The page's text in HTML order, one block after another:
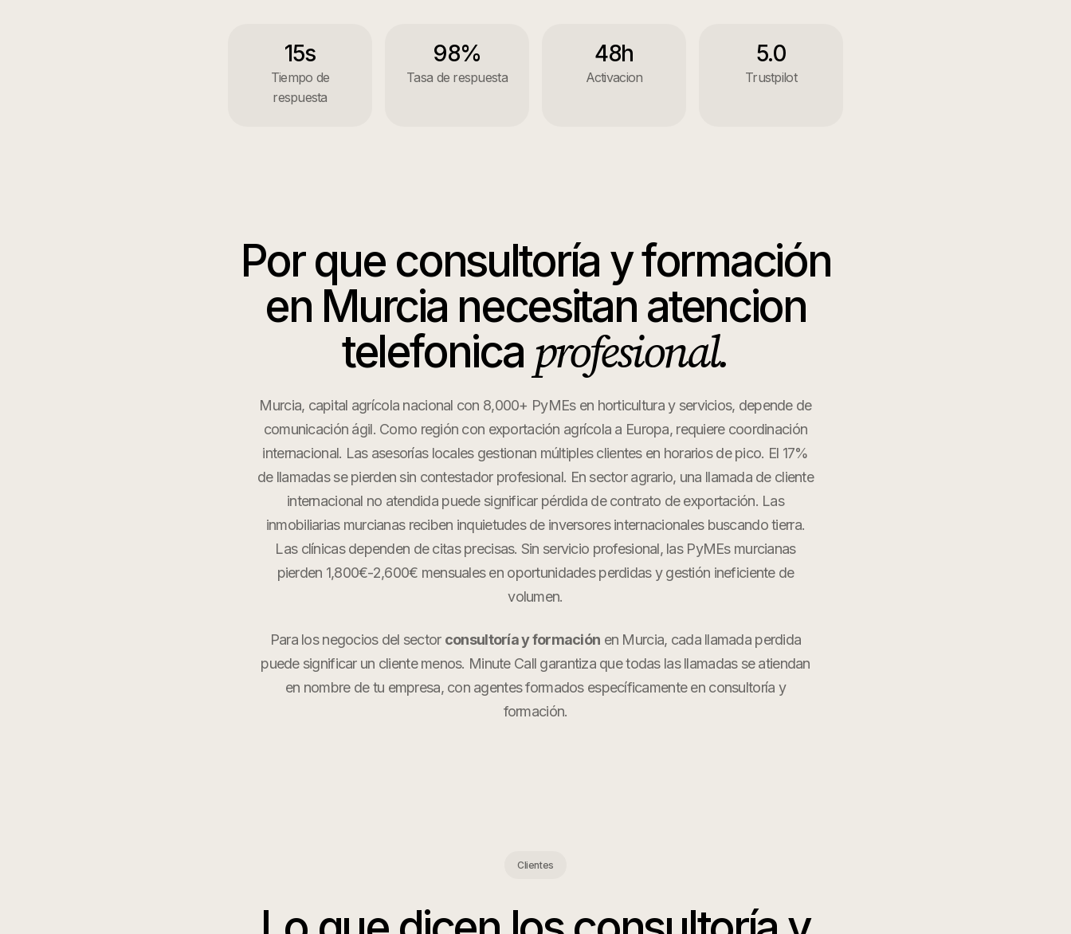
15s
Tiempo de
respuesta
98%
Tasa de respuesta
48h
Activacion
5.0
Trustpilot
Por que consultoría y formación
en Murcia necesitan atencion
telefonica profesional.
Murcia, capital agrícola nacional con 8,000+ PyMEs en horticultura y servicios, depende de
comunicación ágil. Como región con exportación agrícola a Europa, requiere coordinación
internacional. Las asesorías locales gestionan múltiples clientes en horarios de pico. El 17%
de llamadas se pierden sin contestador profesional. En sector agrario, una llamada de cliente
internacional no atendida puede significar pérdida de contrato de exportación. Las
inmobiliarias murcianas reciben inquietudes de inversores internacionales buscando tierra.
Las clínicas dependen de citas precisas. Sin servicio profesional, las PyMEs murcianas
pierden 1,800€-2,600€ mensuales en oportunidades perdidas y gestión ineficiente de
volumen.
Para los negocios del sector consultoría y formación en Murcia, cada llamada perdida
puede significar un cliente menos. Minute Call garantiza que todas las llamadas se atiendan
en nombre de tu empresa, con agentes formados específicamente en consultoría y
formación.
Clientes